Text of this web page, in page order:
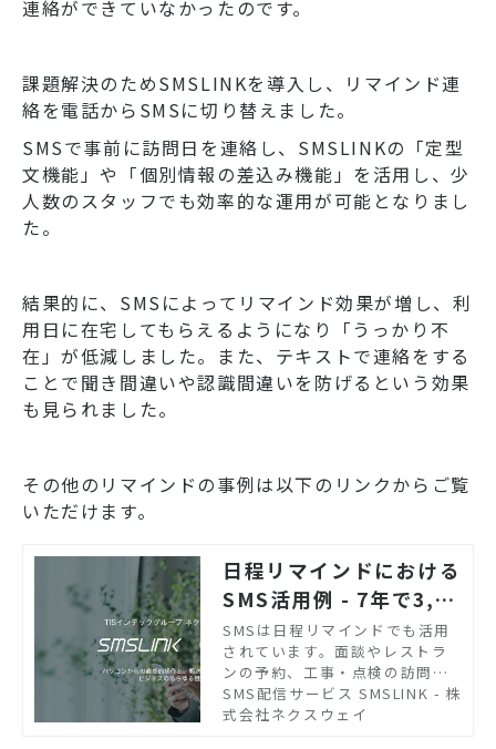
連絡ができていなかったのです。
課題解決のためSMSLINKを導入し、リマインド連
絡を電話からSMSに切り替えました。
SMSで事前に訪問日を連絡し、SMSLINKの「定型
文機能」や「個別情報の差込み機能」を活用し、少
人数のスタッフでも効率的な運用が可能となりまし
た。
結果的に、SMSによってリマインド効果が増し、利
用日に在宅してもらえるようになり「うっかり不
在」が低減しました。また、テキストで連絡をする
ことで聞き間違いや認識間違いを防げるという効果
も見られました。
その他のリマインドの事例は以下のリンクからご覧
いただけます。
日程リマインドにおける
SMS活用例 - 7年で3,50
0社超の導入実績｜SMS
配信サービス SMSLIN
K
SMSは日程リマインドでも活用
されています。面談やレストラ
ンの予約、工事・点検の訪問日
程、診察予約など、予約日時をS
MSで事前リマインドすること
SMS配信サービス SMSLINK - 株
式会社ネクスウェイ